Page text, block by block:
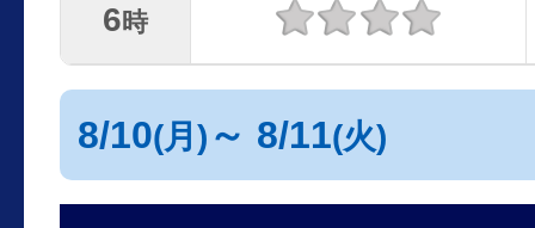
6時
8/10(月) ～ 8/11(火)